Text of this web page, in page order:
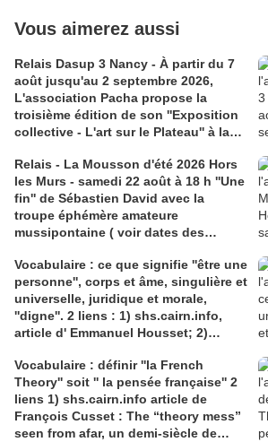
Vous aimerez aussi
Relais Dasup 3 Nancy - À partir du 7
août jusqu'au 2 septembre 2026,
L'association Pacha propose la
troisième édition de son ''Exposition
collective - L'art sur le Plateau'' à la
avenue Pinchard
Relais - La Mousson d'été 2026 Hors
les Murs - samedi 22 août à 18 h ''Une
fin'' de Sébastien David avec la
troupe éphémère amateure
mussipontaine ( voir dates des
dramaturgie Lola Molina à l’Espace
Saint-Laurent, Pont-à-Mousson 2
liens : 1) lien meec.org; 2)
lemeac.com
Vocabulaire : ce que signifie ''être une
personne'', corps et âme, singulière et
universelle, juridique et morale,
''digne''. 2 liens : 1) shs.cairn.info,
article d' Emmanuel Housset; 2)
Julian Roche
Vocabulaire : définir ''la French
Theory'' soit '' la pensée française'' 2
liens 1) shs.cairn.info article de
François Cusset : The “theory mess”
seen from afar, un demi-siècle de